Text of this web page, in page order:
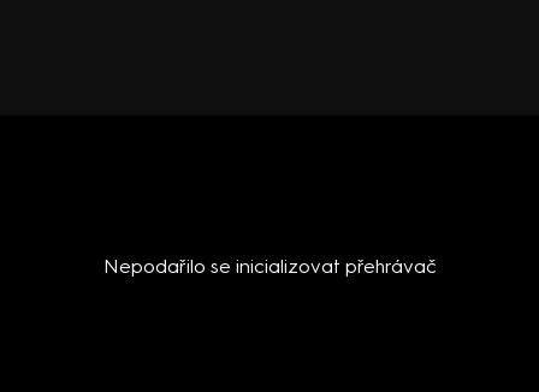
Nepodařilo se inicializovat přehrávač